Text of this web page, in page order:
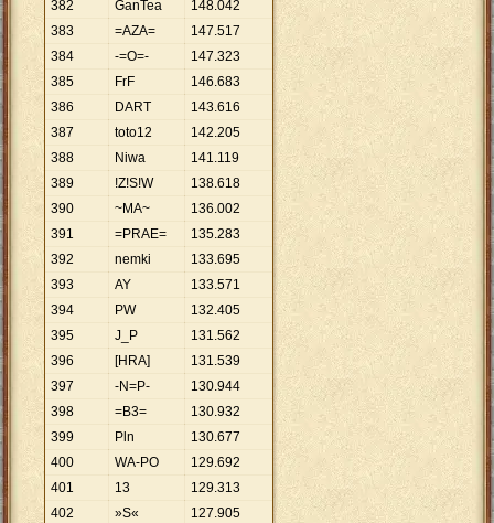
382
GanTea 148.042
383
=AZA= 147.517
384
-=O=- 147.323
385
FrF 146.683
386
DART 143.616
387
toto12 142.205
388
Niwa 141.119
389
!Z!S!W 138.618
390
~MA~ 136.002
391
=PRAE= 135.283
392
nemki 133.695
393
AY 133.571
394
PW 132.405
395
J_P 131.562
396
[HRA] 131.539
397
-N=P- 130.944
398
=B3= 130.932
399
Pln 130.677
400
WA-PO 129.692
401
13 129.313
402
»S« 127.905